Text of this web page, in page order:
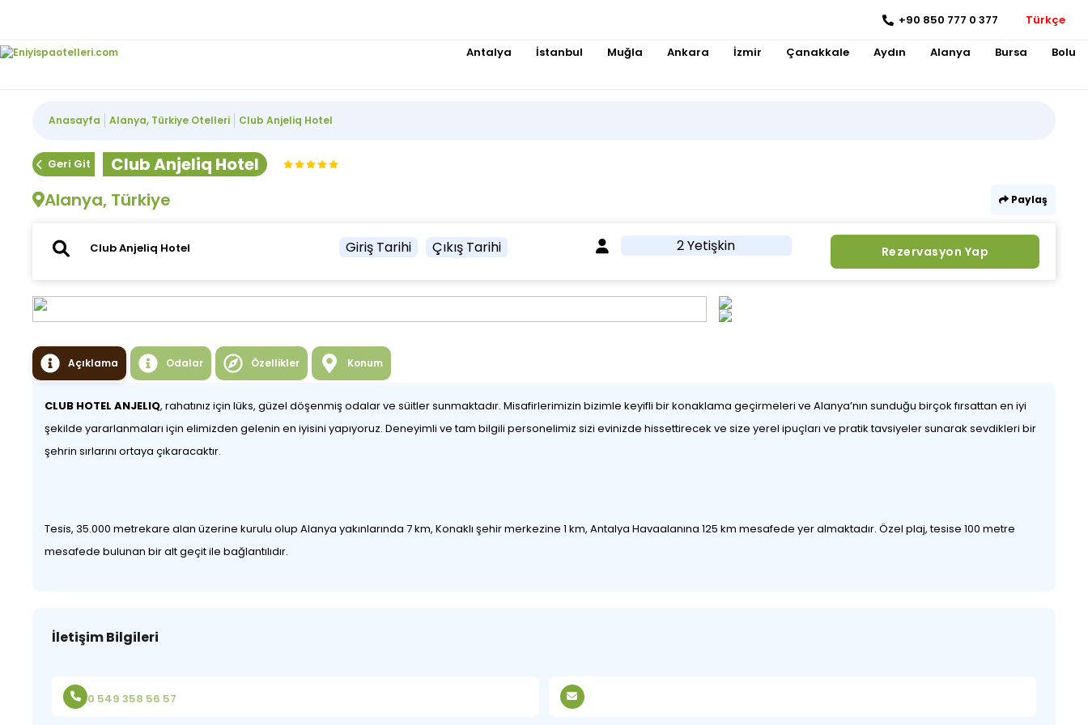
+90 850 777 0 377 Türkçe
Antalya İstanbul Muğla Ankara İzmir Çanakkale Aydın Alanya Bursa Bolu
Anasayfa Alanya, Türkiye Otelleri Club Anjeliq Hotel
Geri Git
Club Anjeliq Hotel
Alanya, Türkiye
Paylaş
Giriş Tarihi Çıkış Tarihi 2 Yetişkin Rezervasyon Yap
Açıklama Odalar Özellikler Konum
CLUB HOTEL ANJELIQ, rahatınız için lüks, güzel döşenmiş odalar ve süitler sunmaktadır. Misafirlerimizin bizimle keyifli bir konaklama geçirmeleri ve Alanya’nın sunduğu birçok fırsattan en iyi
şekilde yararlanmaları için elimizden gelenin en iyisini yapıyoruz. Deneyimli ve tam bilgili personelimiz sizi evinizde hissettirecek ve size yerel ipuçları ve pratik tavsiyeler sunarak sevdikleri bir
şehrin sırlarını ortaya çıkaracaktır.
Tesis, 35.000 metrekare alan üzerine kurulu olup Alanya yakınlarında 7 km, Konaklı şehir merkezine 1 km, Antalya Havaalanına 125 km mesafede yer almaktadır. Özel plaj, tesise 100 metre
mesafede bulunan bir alt geçit ile bağlantılıdır.
İletişim Bilgileri
0 549 358 56 57